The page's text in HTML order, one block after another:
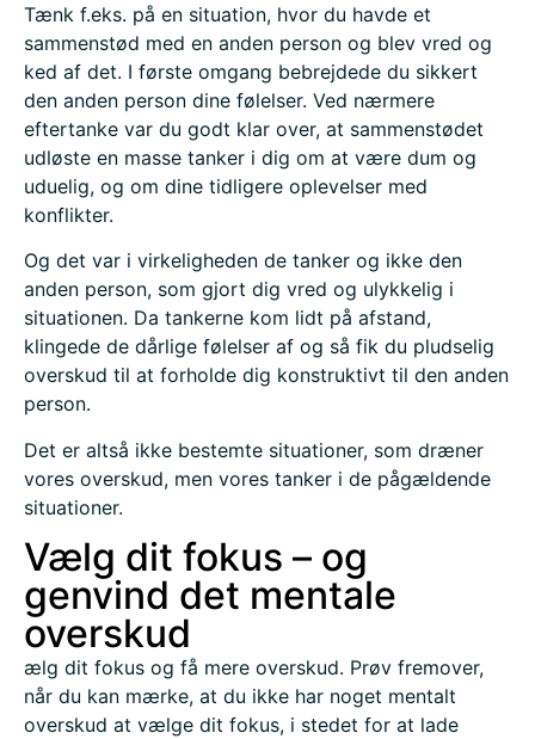
Tænk f.eks. på en situation, hvor du havde et
sammenstød med en anden person og blev vred og
ked af det. I første omgang bebrejdede du sikkert
den anden person dine følelser. Ved nærmere
eftertanke var du godt klar over, at sammenstødet
udløste en masse tanker i dig om at være dum og
uduelig, og om dine tidligere oplevelser med
konflikter.
Og det var i virkeligheden de tanker og ikke den
anden person, som gjort dig vred og ulykkelig i
situationen. Da tankerne kom lidt på afstand,
klingede de dårlige følelser af og så fik du pludselig
overskud til at forholde dig konstruktivt til den anden
person.
Det er altså ikke bestemte situationer, som dræner
vores overskud, men vores tanker i de pågældende
situationer.
Vælg dit fokus – og
genvind det mentale
overskud
ælg dit fokus og få mere overskud. Prøv fremover,
når du kan mærke, at du ikke har noget mentalt
overskud at vælge dit fokus, i stedet for at lade